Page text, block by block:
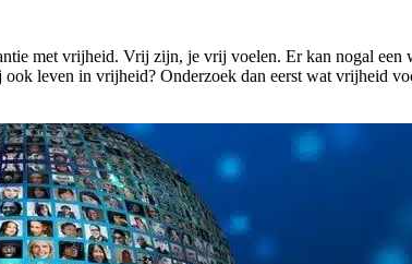
met vrijheid. Vrij zijn, je vrij voelen. Er kan nogal
leven in vrijheid? Onderzoek dan eerst wat vrijheid